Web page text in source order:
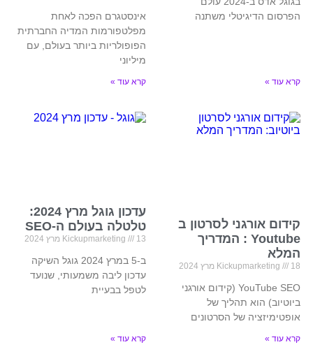
הפרסום הדיגיטלי משתנה
קרא עוד »
אינסטגרם הפכה לאחת
מפלטפורמות המדיה החברתית
הפופולריות ביותר בעולם, עם
מיליוני
קרא עוד »
קידום אורגני לסרטון ב
Youtube : המדריך
המלא
Kickupmarketing 18 מרץ 2024
YouTube SEO (קידום אורגני
ביוטיוב) הוא תהליך של
אופטימיזציה של הסרטונים
קרא עוד »
עדכון גוגל מרץ 2024:
טלטלה בעולם ה-SEO
Kickupmarketing 13 מרץ 2024
ב-5 במרץ 2024 גוגל השיקה
עדכון ליבה משמעותי, שנועד
לטפל בבעיית
קרא עוד »